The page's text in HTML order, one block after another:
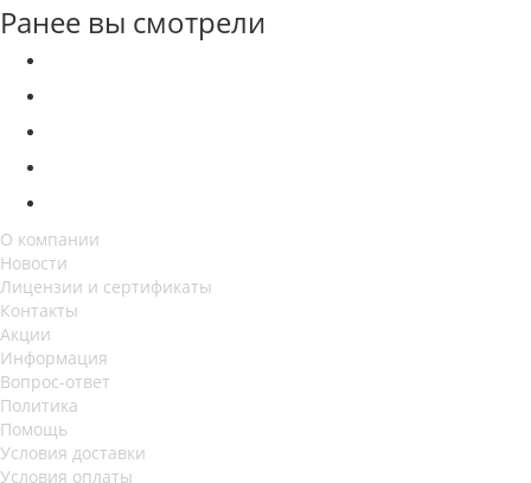
Ранее вы смотрели
О компании
Новости
Лицензии и сертификаты
Контакты
Акции
Информация
Вопрос-ответ
Политика
Помощь
Условия доставки
Условия оплаты